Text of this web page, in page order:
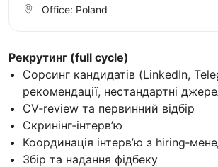
Рекрутинг (full cycle)
Сорсинг кандидатів (LinkedIn,
рекомендації, нестандартні
CV‑review та первинний відбір
Скринінг‑інтерв’ю
Координація інтерв’ю з
Збір та надання фідбеку
Office: Poland